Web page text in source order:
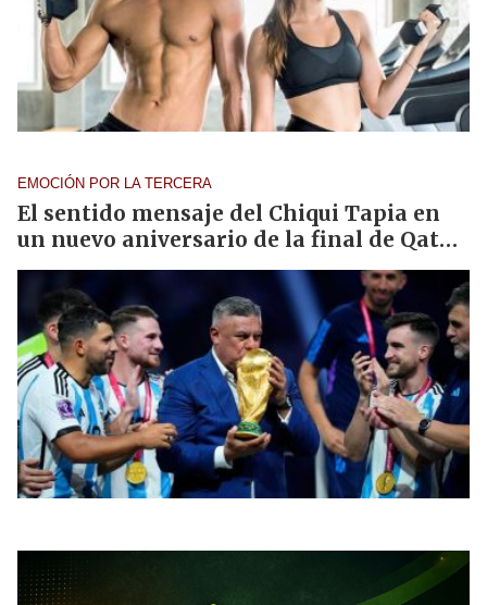
EMOCIÓN POR LA TERCERA
El sentido mensaje del Chiqui Tapia en
un nuevo aniversario de la final de Qatar:
"Lo vamos a celebrar toda la vida"